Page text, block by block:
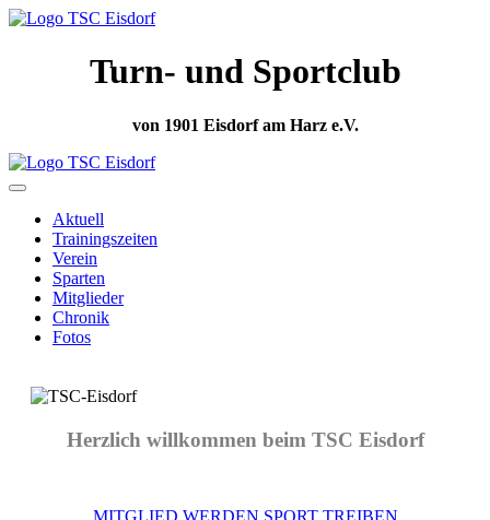
Turn- und Sportclub
von 1901 Eisdorf am Harz e.V.
Aktuell
Trainingszeiten
Verein
Sparten
Mitglieder
Chronik
Fotos
Herzlich willkommen beim TSC Eisdorf
MITGLIED WERDEN SPORT TREIBEN